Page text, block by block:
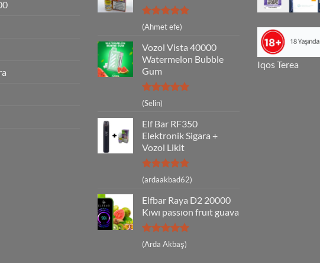
5 üzerinden
5
(Ahmet efe)
Vozol Vista 40000
Watermelon Bubble
Gum
5 üzerinden
5
oy aldı
(Selin)
Elf Bar RF350
Elektronik Sigara +
Vozol Likit
5 üzerinden
5
(ardaakbad62)
Elfbar Raya D2 20000
Kıwı passıon fruıt guava
5 üzerinden
5
(Arda Akbaş)
Iqos Terea